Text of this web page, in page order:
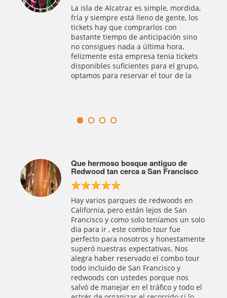
Este tour es una super alternativa
cuando los tickets de Alcatraz están
agotados. Queremos tener siquiera la
oportunidad de tomar unas fotos de la
isla de Alcatraz, ese crucero dura una
hora y pasa alrededor de la isla, y va
narrado con un historias. Fue divertido
el paseo viendo los rascacielos de la
El Mejor combo Tour de San
Francisco, Muir Woods & Sausalito
Olvidese de los tours en autobuses, y
mejor reserve un tour privado, se lo
recomiendo si es que quiere
aprovechar al máximo su dia para
visitar San Francisco, Muir Woods y
Sausalito, estos son los destinos más
populares y que puede hacer todo en
un dia, asi ahorran tiempo y dinero, el
guía que nos asignaron conoce un
montón y hablan español. ¡Un bono
extra por ellos!